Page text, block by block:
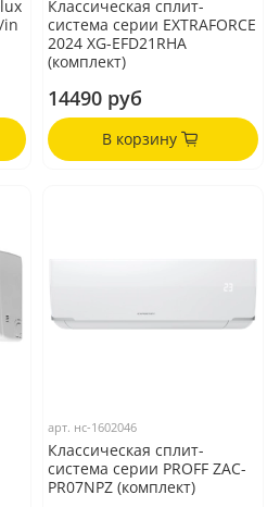
in
Классическая сплит-
система серии EXTRAFORCE
2024 XG-EFD21RHA
(комплект)
14490 руб
В корзину
арт. нс-1602046
Классическая сплит-
система серии PROFF ZAC-
PR07NPZ (комплект)